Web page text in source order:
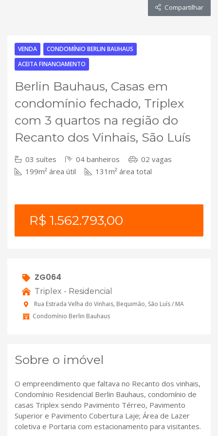
Compartilhar
VENDA
CONDOMÍNIO BERLIN BAUHAUS
ACEITA FINANCIAMENTO
Berlin Bauhaus, Casas em
condomínio fechado, Triplex
com 3 quartos na região do
Recanto dos Vinhais, São Luís
03 suítes 04 banheiros
02 vagas
199m² área útil
131m² área total
R$ 1.562.793,00
ZG064
Triplex - Residencial
Rua Estrada Velha do Vinhais, Bequimão, São Luís / MA
Condomínio Berlin Bauhaus
Sobre o imóvel
O empreendimento que faltava no Recanto dos vinhais,
Condomínio Residencial Berlin Bauhaus, condomínio de
casas Triplex sendo Pavimento Térreo, Pavimento
Superior e Pavimento Cobertura Laje; Área de Lazer
coletiva e Portaria com estacionamento para visitantes.